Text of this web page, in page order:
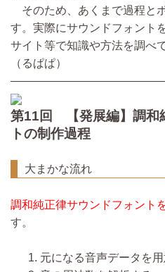
そのため、あくまで過程と
す。実際にサウンドフォント
サイト等で知識や方法を調べ
（るぱぱ）
第11回 【発展編】調和
トの制作過程
大まかな流れ
調和純正律サウンドフォント
す。
元になる音声データを